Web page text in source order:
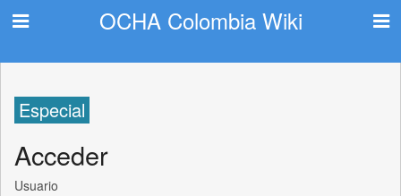
OCHA Colombia Wiki
Especial
Acceder
Usuario